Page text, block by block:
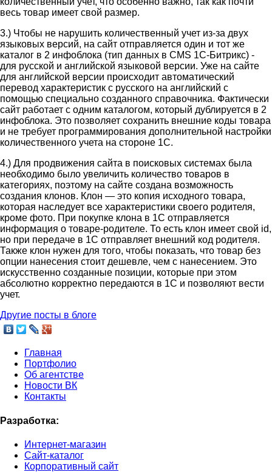
весь товар имеет свой размер.
3.) Чтобы не нарушить количественный учет из-за двух
языковых версий, на сайт отправляется один и тот же
каталог в 2 инфоблока (тип данных в CMS 1С-Битрикс) -
для русской и английской языковой версии. Уже на сайте
для английской версии происходит автоматический
перевод характеристик с русского на английский с
помощью специально созданного справочника. Фактически
сайт работает с одним каталогом, который дублируется в 2
инфоблока. Это позволяет сохранить внешние коды товара
и не требует программирования дополнительной настройки
количественного учета на стороне 1С.
4.) Для продвижения сайта в поисковых системах была
необходимо было увеличить количество товаров в
категориях, поэтому на сайте создана возможность
создания клонов. Клон — это копия исходного товара,
которая наследует все характеристики своего родителя,
кроме фото. При покупке клона в 1С отправляется
информация о товаре-родителе. То есть клон имеет свой id,
но при передаче в 1С отправляет внешний код родителя.
Также клон нужен для того, чтобы показать, что товар без
опции нанесения стоит дешевле, чем с нанесением. Это
искусственно созданные позиции, которые при этом
абсолютно корректно передаются в 1С и позволяют вести
учет.
Другие посты в блоге
Главная
Портфолио
Об агентстве
Новости ВК
Контакты
Разработка:
Интернет-магазин
Сайт-каталог
Корпоративный сайт